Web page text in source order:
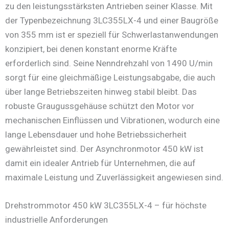
zu den leistungsstärksten Antrieben seiner Klasse. Mit
der Typenbezeichnung 3LC355LX-4 und einer Baugröße
von 355 mm ist er speziell für Schwerlastanwendungen
konzipiert, bei denen konstant enorme Kräfte
erforderlich sind. Seine Nenndrehzahl von 1490 U/min
sorgt für eine gleichmäßige Leistungsabgabe, die auch
über lange Betriebszeiten hinweg stabil bleibt. Das
robuste Graugussgehäuse schützt den Motor vor
mechanischen Einflüssen und Vibrationen, wodurch eine
lange Lebensdauer und hohe Betriebssicherheit
gewährleistet sind. Der Asynchronmotor 450 kW ist
damit ein idealer Antrieb für Unternehmen, die auf
maximale Leistung und Zuverlässigkeit angewiesen sind.
Drehstrommotor 450 kW 3LC355LX-4 – für höchste
industrielle Anforderungen